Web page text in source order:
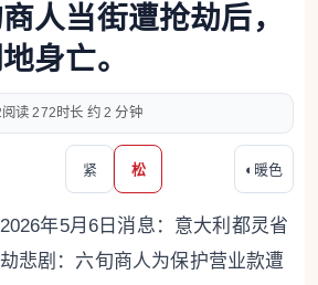
人当街遭抢劫后，
身亡。
272 约 2 分钟
紧 松 ◐ 暖色
年5月6日消息：意大利都灵省
悲剧：六旬商人为保护营业款遭